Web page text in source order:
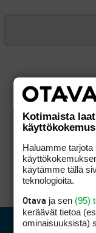
Kotimaista
käyttökokemus
Haluamme
käytämme tällä
teknologioita.
Otava ja sen (95)
keräävät tietoa
ominaisuuk­sista)